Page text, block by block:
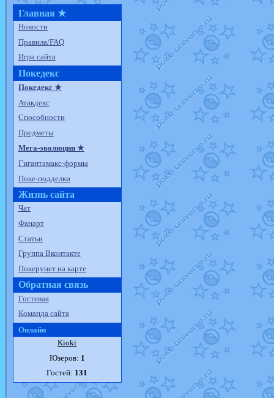
Главная ★
Новости
Правила/FAQ
Игра сайта
Покедекс
Покедекс ★
Атакдекс
Способности
Предметы
Мега-эволюции ★
Гигантамакс-формы
Поке-подделки
Жизнь сайта
Чат
Фанарт
Статьи
Группа Вконтакте
Покерунет на карте
Обратная связь
Гостевая
Команда сайта
Онлайн
Kioki
Юзеров: 1
Гостей: 131